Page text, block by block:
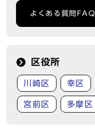
よくある質問FAQ
区役所
川崎区 幸区
宮前区 多摩区